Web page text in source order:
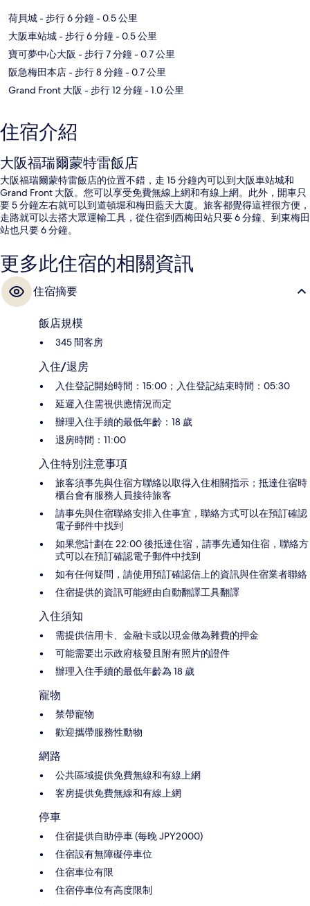
荷貝城- 步行 6 分鐘- 0.5 公里
大阪車站城- 步行 6 分鐘- 0.5 公里
寶可夢中心大阪 - 步行 7 分鐘- 0.7 公里
阪急梅田本店- 步行 8 分鐘- 0.7 公里
Grand Front 大阪 - 步行 12 分鐘- 1.0 公里
住宿介紹
大阪福瑞爾蒙特雷飯店
大阪福瑞爾蒙特雷飯店的位置不錯，走 15 分鐘內可以到大阪車站城和
Grand Front 大阪。您可以享受免費無線上網和有線上網。此外，開車只
要 5 分鐘左右就可以到道頓堀和梅田藍天大廈。旅客都覺得這裡很方便，
走路就可以去搭大眾運輸工具，從住宿到西梅田站只要 6 分鐘、到東梅田
站也只要 6 分鐘。
更多此住宿的相關資訊
住宿摘要
飯店規模
345 間客房
入住/退房
入住登記開始時間：15:00；入住登記結束時間：05:30
延遲入住需視供應情況而定
辦理入住手續的最低年齡：18 歲
退房時間：11:00
入住特別注意事項
旅客須事先與住宿方聯絡以取得入住相關指示；抵達住宿時
櫃台會有服務人員接待旅客
請事先與住宿聯絡安排入住事宜，聯絡方式可以在預訂確認
電子郵件中找到
如果您計劃在 22:00 後抵達住宿，請事先通知住宿，聯絡方
式可以在預訂確認電子郵件中找到
如有任何疑問，請使用預訂確認信上的資訊與住宿業者聯絡
住宿提供的資訊可能經由自動翻譯工具翻譯
入住須知
需提供信用卡、金融卡或以現金做為雜費的押金
可能需要出示政府核發且附有照片的證件
辦理入住手續的最低年齡為 18 歲
寵物
禁帶寵物
歡迎攜帶服務性動物
網路
公共區域提供免費無線和有線上網
客房提供免費無線和有線上網
停車
住宿提供自助停車 (每晚 JPY2000)
住宿設有無障礙停車位
住宿車位有限
住宿停車位有高度限制